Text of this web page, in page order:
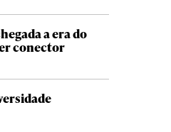
a era do
conector